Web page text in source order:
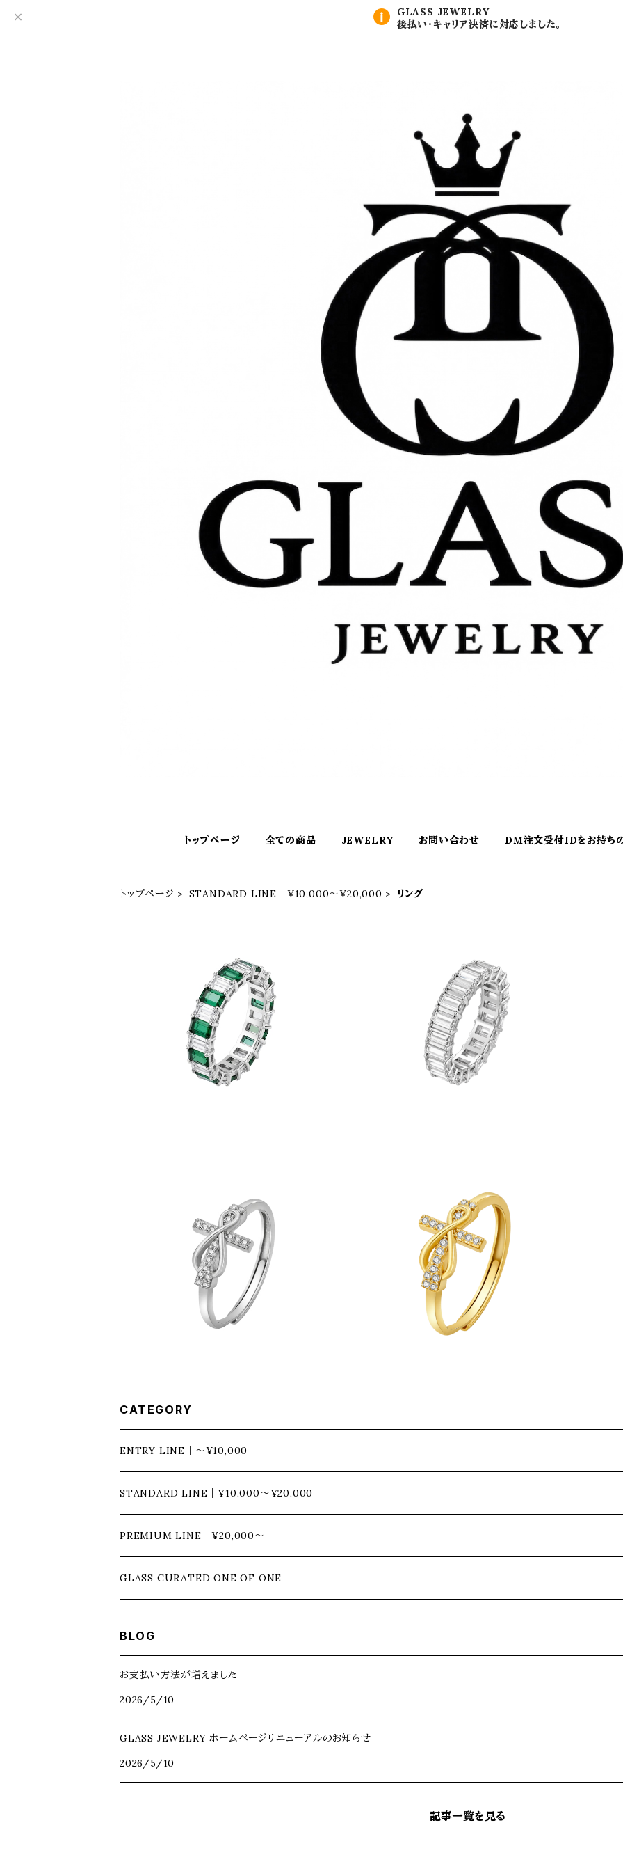
GLASS JEWELRY
後払い・キャリア決済に対応しました。
トップページ 全ての商品 JEWELRY お問い合わせ DM注文受付IDをお持ち
トップページ STANDARD LINE｜¥10,000〜¥20,000 リング
GLASS GREEN BAGUETTE 5A ZIRCON
IA S925 RING -Silver
¥13,600
GLASS CLEAR BAGUETTE 5A ZIRCON
IA S925 RING - Silver
¥13,600
GLASS RIBBON CROSS ZIRCONIA RI
NG - Silver
¥13,600
GLASS RIBBON CROSS ZIRCONIA RI
NG - Gold
¥13,600
CATEGORY
ENTRY LINE｜〜¥10,000
ネックレス
チェーン
ブレスレット
アンクレット
STANDARD LINE｜¥10,000〜¥20,000
ネックレス
チェーン
ブレスレット
ピアス
PREMIUM LINE｜¥20,000〜
ネックレス
チェーントップ
リング
GLASS CURATED ONE OF ONE
BLOG
お支払い方法が増えました
2026/5/10
GLASS JEWELRY ホームページリニューアルのお知らせ
2026/5/10
記事一覧を見る